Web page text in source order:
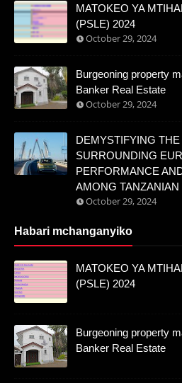
MATOKEO YA
(PSLE) 2024
October 29, 2024
Burgeoning property
Banker Real Estate
October 29, 2024
DEMYSTIFYING
SURROUNDING
PERFORMANCE
AMONG
October 29, 2024
Habari mchanganyiko
MATOKEO YA
(PSLE) 2024
Burgeoning property
Banker Real Estate